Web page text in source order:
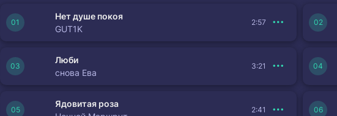
Нет душе покоя
GUT1K
2:57
Люби
снова Ева
3:21
Ядовитая роза
2:41